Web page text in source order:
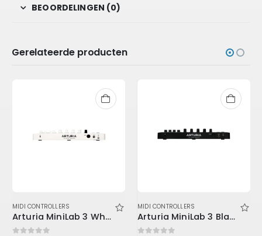
BEOORDELINGEN (0)
Gerelateerde producten
MIDI CONTROLLERS
Arturia MiniLab 3 White
MIDI CONTROLLERS
Arturia MiniLab 3 Black